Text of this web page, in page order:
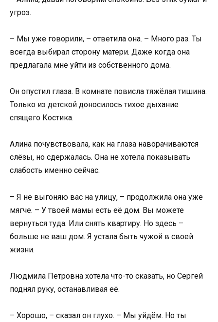
угроз.
– Мы уже говорили, – ответила она. – Много раз. Ты
всегда выбирал сторону матери. Даже когда она
предлагала мне уйти из собственного дома.
Он опустил глаза. В комнате повисла тяжёлая тишина.
Только из детской доносилось тихое дыхание
спящего Костика.
Алина почувствовала, как на глаза наворачиваются
слёзы, но сдержалась. Она не хотела показывать
слабость именно сейчас.
– Я не выгоняю вас на улицу, – продолжила она уже
мягче. – У твоей мамы есть её дом. Вы можете
вернуться туда. Или снять квартиру. Но здесь –
больше не ваш дом. Я устала быть чужой в своей
жизни.
Людмила Петровна хотела что-то сказать, но Сергей
поднял руку, останавливая её.
– Хорошо, – сказал он глухо. – Мы уйдём. Но ты